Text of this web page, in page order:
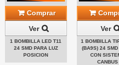
Comprar
Ver
1 BOMBILLA LED T11
24 SMD PARA LUZ
POSICION
Ver
1 BOMBILLA
(BA9S) 24
CON
CANBUS